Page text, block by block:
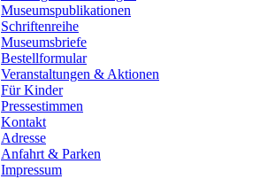
Museumspublikationen
Schriftenreihe
Museumsbriefe
Bestellformular
Veranstaltungen & Aktionen
Für Kinder
Pressestimmen
Kontakt
Adresse
Anfahrt & Parken
Impressum